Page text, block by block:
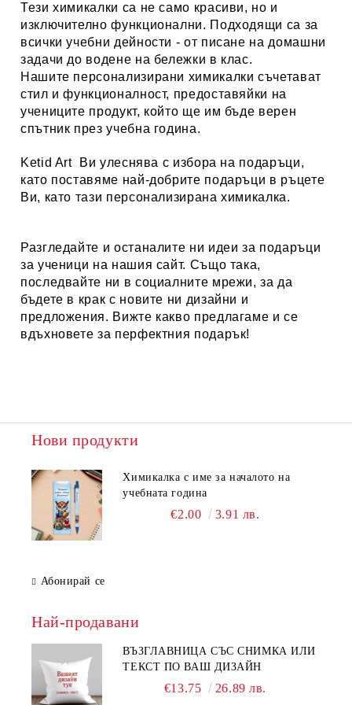
Тези химикалки са не само красиви, но и
изключително функционални. Подходящи са за
всички учебни дейности - от писане на домашни
задачи до водене на бележки в клас.
Нашите персонализирани химикалки съчетават
стил и функционалност, предоставяйки на
учениците продукт, който ще им бъде верен
спътник през учебна година.
Ketid ArtВи улеснява с избора на подаръци,
като поставяме най-добрите подаръци в ръцете
Ви, като тази персонализирана химикалка.
Разгледайте и останалите ни идеи за подаръци
за ученици на нашия сайт. Също така,
последвайте ни в социалните мрежи, за да
бъдете в крак с новите ни дизайни и
предложения. Вижте какво предлагаме и се
вдъхновете за перфектния подарък!
Нови продукти
Химикалка с име за началото на
учебната година
€2.00 3.91 лв.
Абонирай се
Най-продавани
ВЪЗГЛАВНИЦА СЪС СНИМКА ИЛИ
ТЕКСТ ПО ВАШ ДИЗАЙН
€13.75 26.89 лв.